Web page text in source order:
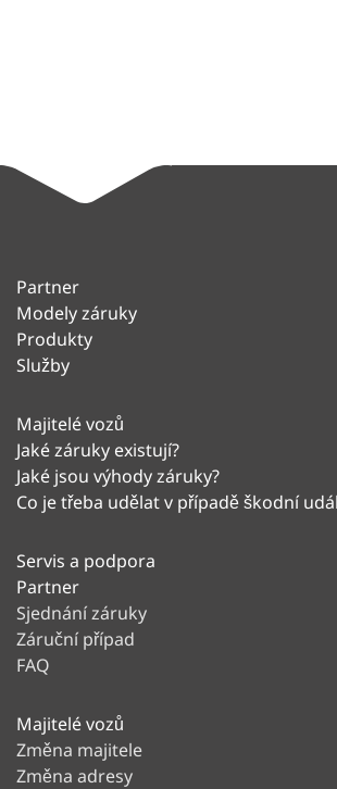
Partner
Modely záruky
Produkty
Služby
Majitelé vozů
Jaké záruky existují?
Jaké jsou výhody záruky?
Co je třeba udělat v případě škodní
Servis a podpora
Partner
Sjednání záruky
Záruční případ
FAQ
Majitelé vozů
Změna majitele
Změna adresy